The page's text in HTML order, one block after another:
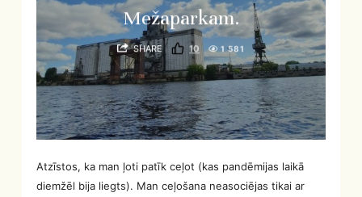
Mežaparkam.
SHARE 10 1 581
Atzīstos, ka man ļoti patīk ceļot (kas pandēmijas laikā
diemžēl bija liegts). Man ceļošana neasociējas tikai ar